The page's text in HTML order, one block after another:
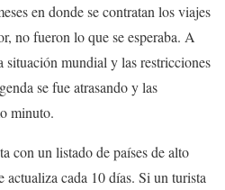
en donde se contratan los viajes
no fueron lo que se esperaba. A
situación mundial y las restricciones
se fue atrasando y las
minuto.
con un listado de países de alto
cada 10 días. Si un turista